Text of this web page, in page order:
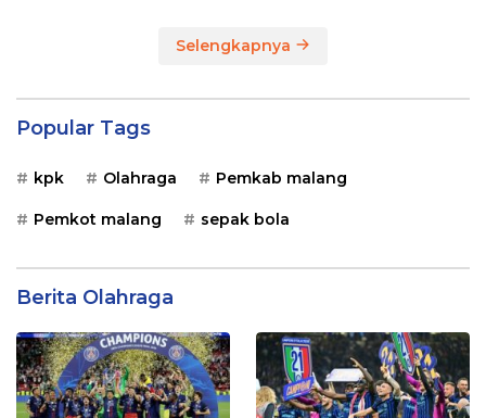
Selengkapnya
Popular Tags
kpk Olahraga Pemkab malang
Pemkot malang sepak bola
Berita Olahraga